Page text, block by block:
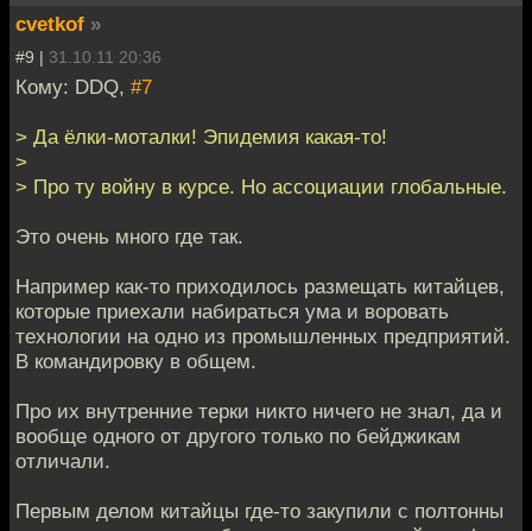
cvetkof »
#9 | 31.10.11 20:36
Кому: DDQ, #7
> Да ёлки-моталки! Эпидемия какая-то!
>
> Про ту войну в курсе. Но ассоциации глобальные.
Это очень много где так.
Например как-то приходилось размещать китайцев,
которые приехали набираться ума и воровать
технологии на одно из промышленных предприятий.
В командировку в общем.
Про их внутренние терки никто ничего не знал, да и
вообще одного от другого только по бейджикам
отличали.
Первым делом китайцы где-то закупили с полтонны